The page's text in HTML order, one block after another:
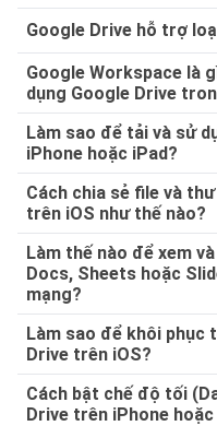
Google Drive hỗ trợ
Google Workspace là
dụng Google Drive
Làm sao để tải và sử
iPhone hoặc iPad?
Cách chia sẻ file và
trên iOS như thế nào?
Làm thế nào để xem
Docs, Sheets hoặc
mạng?
Làm sao để khôi phục
Drive trên iOS?
Cách bật chế độ tối
Drive trên iPhone